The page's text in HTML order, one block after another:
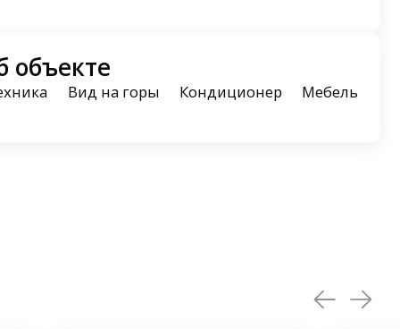
объекте
Вид на горы Кондиционер
Мебель